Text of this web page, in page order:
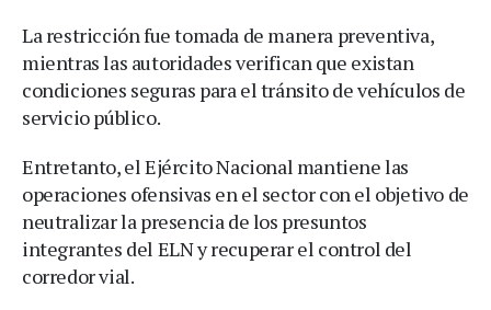
La restricción fue tomada de manera preventiva,
mientras las autoridades verifican que existan
condiciones seguras para el tránsito de vehículos de
servicio público.
Entretanto, el Ejército Nacional mantiene las
operaciones ofensivas en el sector con el objetivo de
neutralizar la presencia de los presuntos
integrantes del ELN y recuperar el control del
corredor vial.